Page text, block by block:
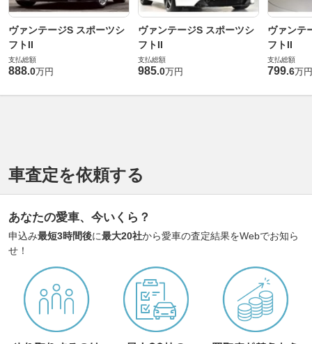
ヴァンテージS スポーツシ
フトII
支払総額
888.0万円
ヴァンテージS スポーツシ
フトII
支払総額
985.0万円
ヴァンテ
フトII
支払総額
799.6万円
車査定を依頼する
あなたの愛車、今いくら？
申込み最短3時間後に最大20社から愛車の査定結果をWebでお知ら
せ！